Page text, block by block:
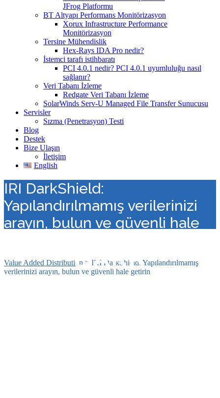
JFrog Platformu
BT Altyapı Performans Monitörizasyon
Xorux Infrastructure Performance
Monitörizasyon
Tersine Mühendislik
Hex-Rays IDA Pro nedir?
İstemci tarafı istihbaratı
PCI 4.0.1 nedir? PCI 4.0.1 uyumluluğu nasıl
sağlanır?
Veri Tabanı İzleme
Redgate Veri Tabanı İzleme
SolarWinds Serv-U Managed File Transfer Sunucusu
Servisler
Sızma (Penetrasyon) Testi
Blog
Destek
Bize Ulaşın
İletişim
English
IRI DarkShield:
Yapılandırılmamış verilerinizi
arayın, bulun ve güvenli hale
Value Added Distribution > IRI DarkShield: Yapılandırılmamış
verilerinizi arayın, bulun ve güvenli hale getirin
``DARK``